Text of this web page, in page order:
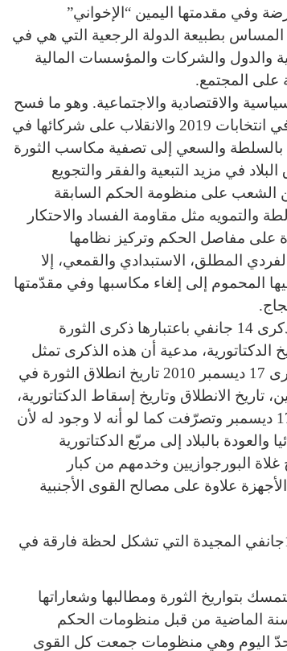
وفي مقدمتها اليمين “الإخواني”
بطبيعة الدولة الرجعية التي هي في
والدول والشركات والمؤسسات المالية
على المجتمع.
والاقتصادية والاجتماعية. وهو ما فسح
المجال لصعود الشعبوية إلى الحكم في انتخابات 2019 والانقلاب على شركائها في
جويلية 2021 للانفراد بالسلطة والسعي إلى تصفية مكاسب الثورة
في مزيد التبعية والفقر والتجويع
الشعب على منظومة الحكم السابقة
والتمويه مثل مقاومة الفساد والاحتكار
مفاصل الحكم وتركيز نظامها
المطلق، الاستبدادي والقمعي، إلا
المحموم إلى إلغاء مكاسبها وفي مقدّمتها
لقد ألغت سلطة الانقلاب الاحتفال بذكرى 14 جانفي باعتبارها ذكرى الثورة
الدكتاتورية، مدعية أن هذه الذكرى تمثل
“تاريخ إجهاض الثورة”، وعوضتها بذكرى 17 ديسمبر 2010 تاريخ انطلاق الثورة في
تاريخ الانطلاق وتاريخ إسقاط الدكتاتورية،
وها إنّها هذه السّنة ألغت أيضا تاريخ 17 ديسمبر وتصرّفت كما لو أنه لا وجود له لأن
بالبلاد إلى مربّع الدكتاتورية
البورجوازيين وخدمهم من كبار
علاوة على مصالح القوى الأجنبية
إن حزب العمال الذي يحيي ذكرى 14جانفي المجيدة التي تشكل لحظة فارقة في
بتواريخ الثورة ومطالبها وشعاراتها
تم الالتفاف عليها خلال الـ13 سنة الماضية من قبل منظومات الحكم
من 14 جانفي 2011 إلى حدّ اليوم وهي منظومات جمعت كل القوى